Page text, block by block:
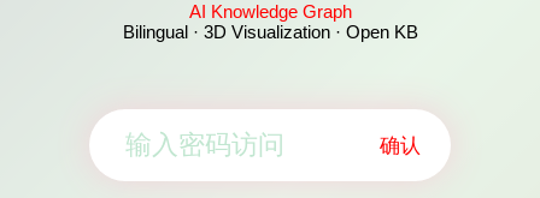
AI Knowledge Graph
Bilingual · 3D Visualization · Open KB
确认